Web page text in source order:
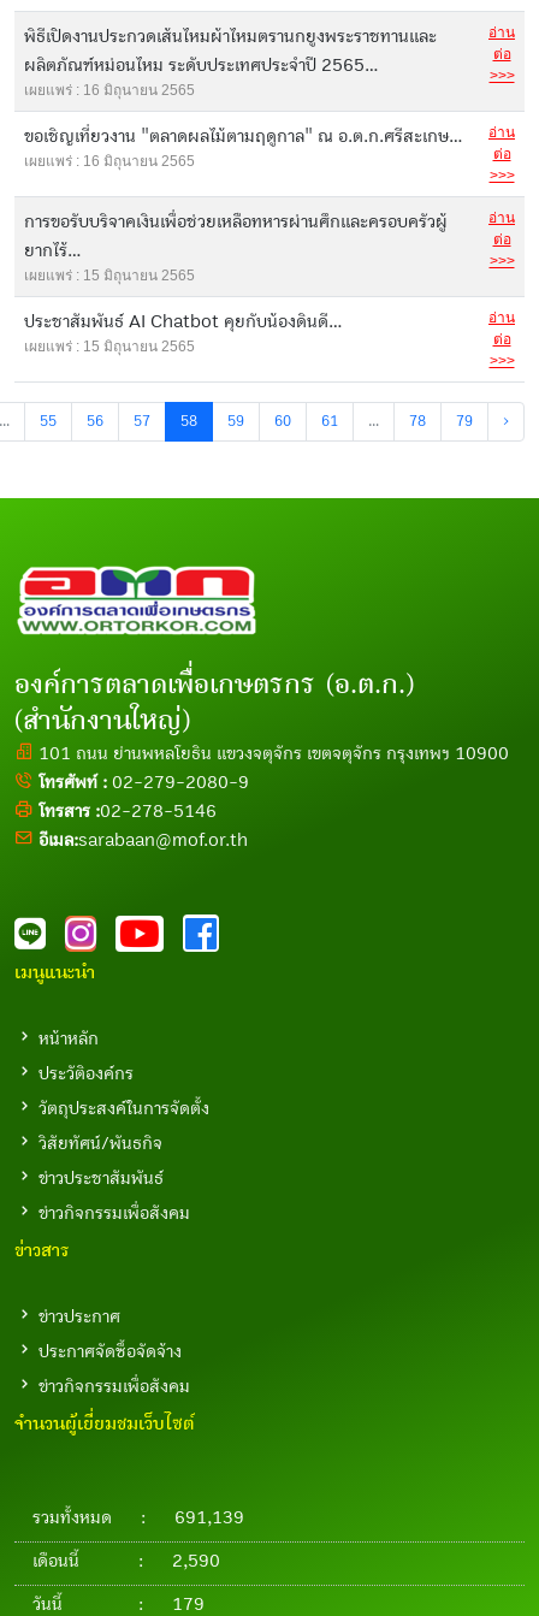
พิธีเปิดงานประกวดเส้นไหมผ้าไหมตรานกยูงพระราชทานและ
ผลิตภัณฑ์หม่อนไหม ระดับประเทศประจำปี 2565...
เผยแพร่ : 16 มิถุนายน 2565
อ่าน
ต่อ
>>>
ขอเชิญเที่ยวงาน "ตลาดผลไม้ตามฤดูกาล" ณ อ.ต.ก.ศรีสะเกษ...
เผยแพร่ : 16 มิถุนายน 2565
อ่าน
ต่อ
>>>
การขอรับบริจาคเงินเพื่อช่วยเหลือทหารผ่านศึกและครอบครัวผู้
ยากไร้...
เผยแพร่ : 15 มิถุนายน 2565
อ่าน
ต่อ
>>>
ประชาสัมพันธ์ AI Chatbot คุยกับน้องดินดี...
เผยแพร่ : 15 มิถุนายน 2565
อ่าน
ต่อ
>>>
... 55 56 57 58 59 60 61 ... 78 79 ›
องค์การตลาดเพื่อเกษตรกร (อ.ต.ก.)
(สำนักงานใหญ่)
101 ถนน ย่านพหลโยธิน แขวงจตุจักร เขตจตุจักร กรุงเทพฯ 10900
โทรศัพท์ : 02-279-2080-9
โทรสาร :02-278-5146
อีเมล:sarabaan@mof.or.th
เมนูแนะนำ
หน้าหลัก
ประวัติองค์กร
วัตถุประสงค์ในการจัดตั้ง
วิสัยทัศน์/พันธกิจ
ข่าวประชาสัมพันธ์
ข่าวกิจกรรมเพื่อสังคม
ข่าวสาร
ข่าวประกาศ
ประกาศจัดซื้อจัดจ้าง
ข่าวกิจกรรมเพื่อสังคม
จำนวนผู้เยี่ยมชมเว็บไซต์
รวมทั้งหมด : 691,139
เดือนนี้ : 2,590
วันนี้ : 179